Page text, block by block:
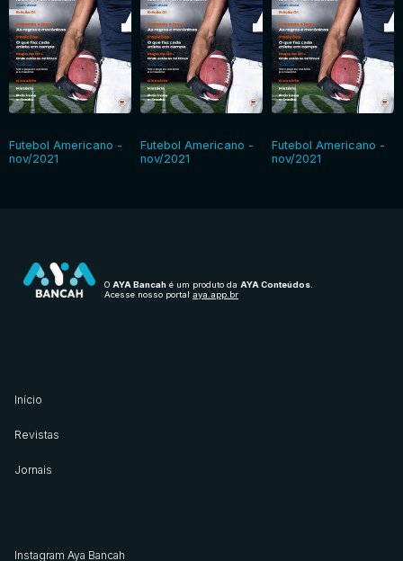
Futebol Americano -
nov/2021
Futebol Americano -
nov/2021
Futebol Americano -
nov/2021
O AYA Bancah é um produto da AYA Conteúdos.
Acesse nosso portal aya.app.br
Início
Revistas
Jornais
Instagram Aya Bancah